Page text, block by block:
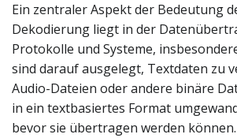
Ein zentraler Aspekt der Bedeutung
Dekodierung liegt in der
Protokolle und Systeme,
sind darauf ausgelegt, Textdaten zu
Audio-Dateien oder andere binäre
in ein textbasiertes Format
bevor sie übertragen werden